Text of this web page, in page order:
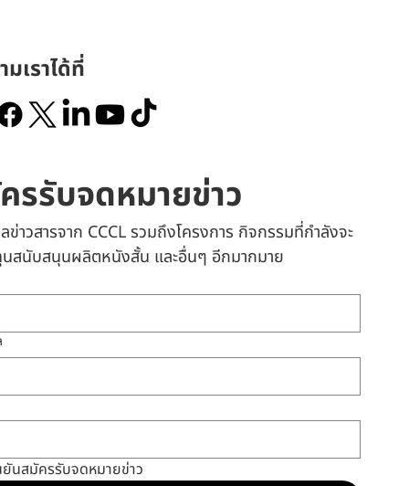
เราได้ที่
รรับจดหมายข่าว
ข่าวสารจาก CCCL รวมถึงโครงการ กิจกรรมที่กำลังจะ
สนับสนุนผลิตหนังสั้น และอื่นๆ อีกมากมาย
นสมัครรับจดหมายข่าว